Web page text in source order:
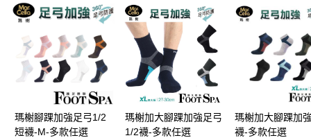
２．訂單成立數日內，您將收到繳費通知簡訊。
３．收到繳費通知簡訊後14天內，點擊此簡訊中的連結，可透過四大超商／
ATM／網路銀行／等多元方式進行付款，方視為交易完成。
※ 請注意：結帳手續完成當下不需立刻繳費，但若您需要取消訂單，請聯絡
購買商品的店家。未經商家同意取消之訂單仍視為有效，需透過AFTEE先享
後付繳納相關費用。
※ 交易是否成功請以「AFTEE先享後付 」之結帳頁面顯示為準，若有關於
是否繳費成功／繳費後需取消欲退款等相關疑問，請聯繫「AFTEE先享後付
客戶支援中心」https://netprotections.freshdesk.com/support/home
【注意事項】
每筆NT$65，滿NT$390(含以上)免運費
萊爾富取貨付款
每筆NT$65，滿NT$490(含以上)免運費
付款後萊爾富取貨
每筆NT$65，滿NT$490(含以上)免運費
7-11取貨付款
瑪榭腳踝加強足弓1/2
短襪-M-多款任選
瑪榭加大腳踝加強足弓
1/2襪-多款任選
瑪榭加大腳踝加
襪-多款任選